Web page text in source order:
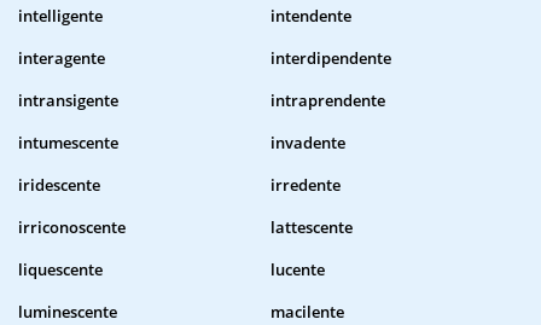
intelligente
intendente
interagente
interdipendente
intransigente
intraprendente
intumescente
invadente
iridescente
irredente
irriconoscente
lattescente
liquescente
lucente
luminescente
macilente